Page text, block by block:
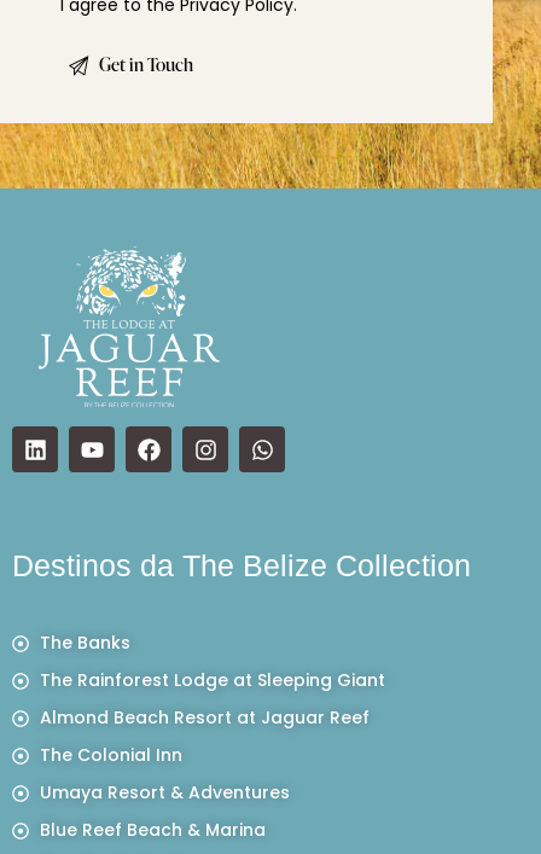
I agree to thePrivacy Policy.
Destinos da The Belize Collection
The Banks
The Rainforest Lodge at Sleeping Giant
Almond Beach Resort at Jaguar Reef
The Colonial Inn
Umaya Resort & Adventures
Blue Reef Beach & Marina